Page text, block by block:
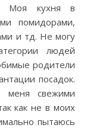
Моя кухня в
помидорами,
и тд. Не могу
людей
родители
посадок.
меня свежими
как не в моих
пытаюсь